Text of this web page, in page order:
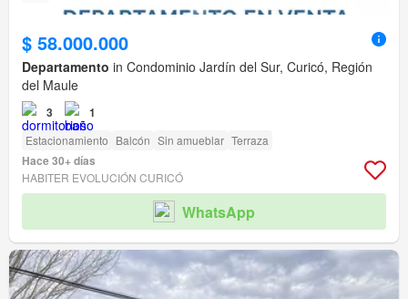
$ 58.000.000
Departamento in Condominio Jardín del Sur, Curicó, Región
del Maule
3 1
Estacionamiento Balcón Sin amueblar Terraza
Hace 30+ días
HABITER EVOLUCIÓN CURICÓ
WhatsApp